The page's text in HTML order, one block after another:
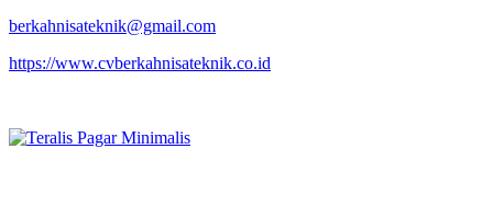
berkahnisateknik@gmail.com
https://www.cvberkahnisateknik.co.id